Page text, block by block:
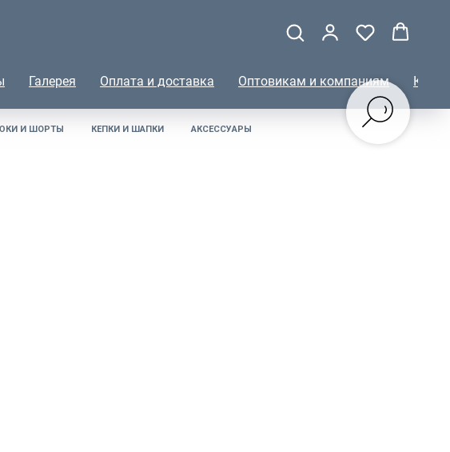
Галерея Оплата и доставка Оптовикам и компаниям
И ШОРТЫ КЕПКИ И ШАПКИ АКСЕССУАРЫ